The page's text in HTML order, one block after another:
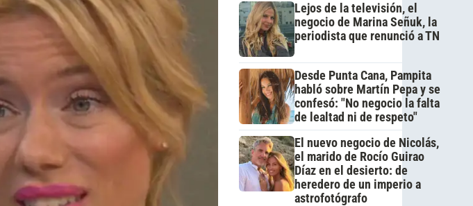
Lejos de la televisión, el
negocio de Marina Señuk, la
periodista que renunció a TN
Desde Punta Cana, Pampita
habló sobre Martín Pepa y se
confesó: "No negocio la falta
de lealtad ni de respeto"
El nuevo negocio de Nicolás,
el marido de Rocío Guirao
Díaz en el desierto: de
heredero de un imperio a
astrofotógrafo